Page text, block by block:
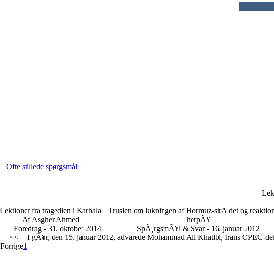
Ofte stillede spørgsmål
Lektioner fra tragedien i Karbala
Af Asgher Ahmed
Foredrag - 31. oktober 2014
Truslen om lukningen af Hormuz-strÃ¦det og
herpÃ¥
SpÃ¸rgsmÃ¥l & Svar - 16. januar 2012
I gÃ¥r, den 15. januar 2012, advarede Mohammad Ali Khatibi, Irans OPEC-
<<
Forrige1